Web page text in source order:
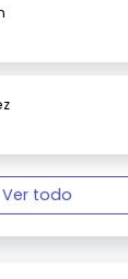
Ver todo